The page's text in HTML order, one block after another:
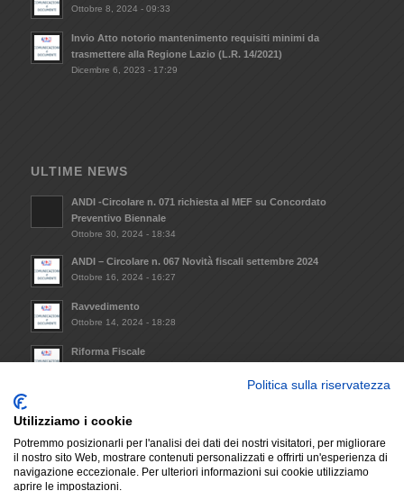
Ottobre 8, 2024 - 09:33
Invio Atto notorio mantenimento requisiti minimi da
trasmettere alla Regione Lazio (L.R. 14/2021)
Dicembre 6, 2023 - 17:29
ULTIME NEWS
ANDI -Circolare n. 071 richiesta al MEF su Concordato
Preventivo Biennale
Ottobre 30, 2024 - 18:34
ANDI – Circolare n. 067 Novità fiscali settembre 2024
Ottobre 16, 2024 - 16:27
Ravvedimento
Ottobre 14, 2024 - 18:28
Riforma Fiscale
Dicembre 6, 2023 - 17:29
Politica sulla riservatezza
Utilizziamo i cookie
Potremmo posizionarli per l'analisi dei dati dei nostri visitatori, per migliorare
il nostro sito Web, mostrare contenuti personalizzati e offrirti un'esperienza di
navigazione eccezionale. Per ulteriori informazioni sui cookie utilizziamo
aprire le impostazioni.